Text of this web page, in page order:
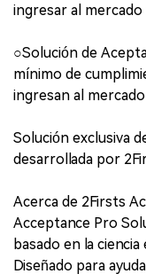
ingresar al mercado
○Solución de
mínimo de
ingresan al mercado
Solución exclusiva
desarrollada por
Acerca de 2Firsts
Acceptance Pro
basado en la
Diseñado para